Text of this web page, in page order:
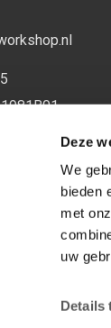
Deze
We
bieden
met
uw
Details